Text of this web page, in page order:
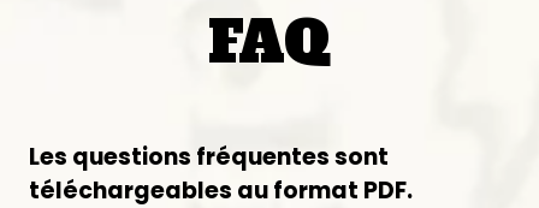
FAQ
Les questions fréquentes sont
téléchargeables au format PDF.